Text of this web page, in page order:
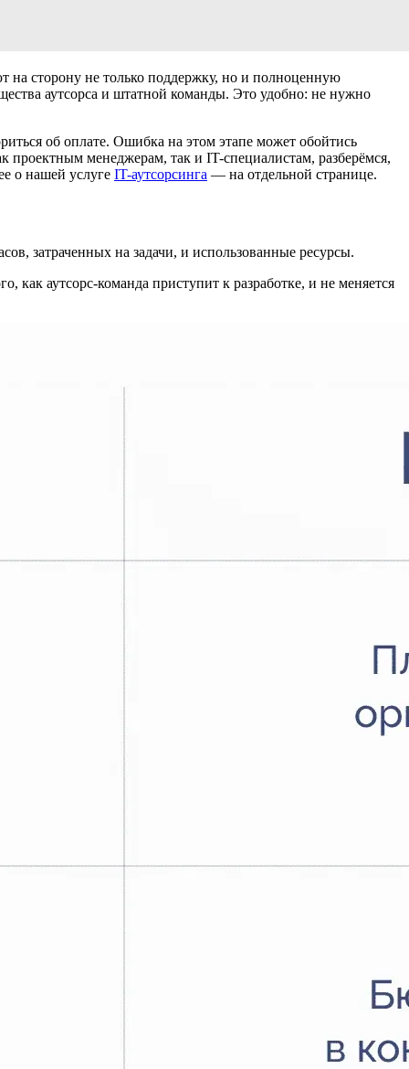
на сторону не только поддержку, но и полноценную
аутсорса и штатной команды. Это удобно: не нужно
об оплате. Ошибка на этом этапе может обойтись
проектным менеджерам, так и IT-специалистам, разберёмся,
о нашей услуге IT-аутсорсинга — на отдельной странице.
затраченных на задачи, и использованные ресурсы.
как аутсорс-команда приступит к разработке, и не меняется